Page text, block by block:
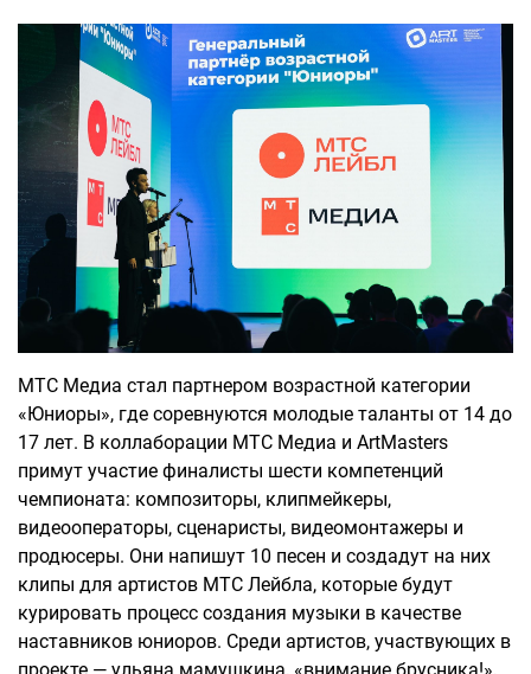
МТС Медиа стал партнером возрастной категории
«Юниоры», где соревнуются молодые таланты от 14 до
17 лет. В коллаборации МТС Медиа и ArtMasters
примут участие финалисты шести компетенций
чемпионата: композиторы, клипмейкеры,
видеооператоры, сценаристы, видеомонтажеры и
продюсеры. Они напишут 10 песен и создадут на них
клипы для артистов МТС Лейбла, которые будут
курировать процесс создания музыки в качестве
наставников юниоров. Среди артистов, участвующих в